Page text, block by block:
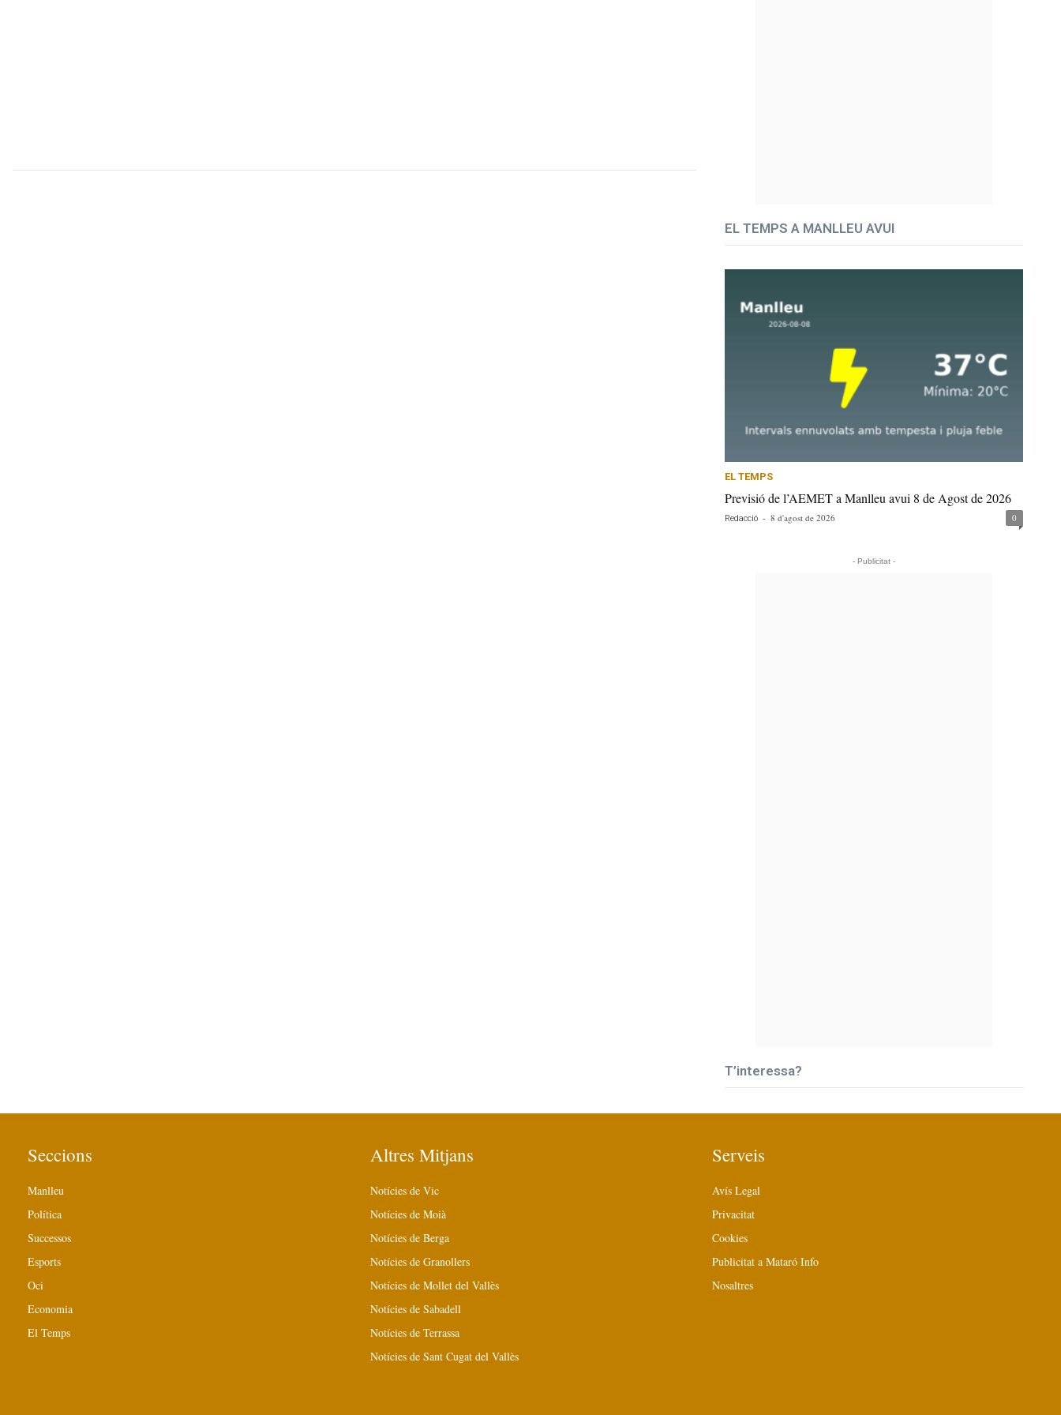
EL TEMPS A MANLLEU AVUI
EL TEMPS
Previsió de l’AEMET a Manlleu avui 8 de Agost de 2026
Redacció - 8 d'agost de 2026 0
- Publicitat -
T’interessa?
Seccions
Manlleu
Política
Successos
Esports
Oci
Economia
El Temps
Altres Mitjans
Notícies de Vic
Notícies de Moià
Notícies de Berga
Notícies de Granollers
Notícies de Mollet del Vallès
Notícies de Sabadell
Notícies de Terrassa
Notícies de Sant Cugat del Vallès
Serveis
Avís Legal
Privacitat
Cookies
Publicitat a Mataró Info
Nosaltres